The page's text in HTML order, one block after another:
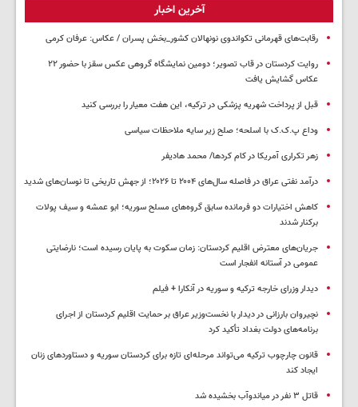
آخرین اخبار
رقابت‌های قهرمانی تکواندوی نونهالان کشور_بخش پسران / عکاس: عرفان کرمی
روایت کردستان در قاب تصویر؛ دومین نمایشگاه گروهی عکس سقز با حضور ۲۲
عکاس گشایش یافت
قبل از پرداخت شهریه پزشکی در ترکیه، این هفت معیار را بررسی کنید
وداع پ.ک.ک با اسلحه؛ صلح زیر سایه ملاحظات سیاسی
زهر تکراری آمریکا در کام کردها/ محمد هادیفر
درآمد نفتی عراق در فاصله سال‌های ۲۰۰۴ تا ۲۰۲۶؛ از جهش تاریخی تا نوسان‌های شدید
کاهش اختیارات دو فرمانده سابق گروه‌های مسلح سوریه؛ ابو عمشه و سیف پولات
برکنار شدند
جریان‌های معترض اقلیم کردستان: زمان سکوت به پایان رسیده است؛ نارضایتی
عمومی در آستانه انفجار است
دیدار وزرای خارجه ترکیه و سوریه در آنکارا + فیلم
نچیروان بارزانی در دیدار با نخست‌وزیر عراق بر حمایت اقلیم کردستان از اجرای
برنامه‌های دولت بغداد تأکید کرد
قانون چارچوب ترکیه می‌تواند مرحله‌ای تازه برای کردستان سوریه و دستاوردهای زنان
ایجاد کند
قاتل ٣ نفر در میاندوآب بخشیده شد